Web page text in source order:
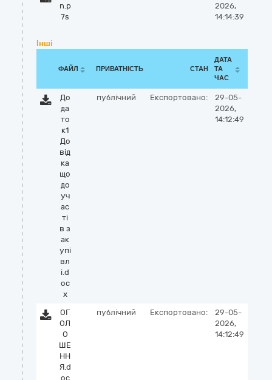
n.p
7s
2026,
14:14:39
Інші
ФАЙЛ ПРИВАТНІСТЬ СТАН
ДАТА
ТА
ЧАС
До
да
то
к1
До
від
ка
що
до
уч
ас
ті
в з
ак
упі
вл
і.d
oc
x
публічний Експортовано:
29-05-
2026,
14:12:49
ОГ
ОЛ
О
ШЕ
НН
Я.d
oc
публічний Експортовано:
29-05-
2026,
14:12:49